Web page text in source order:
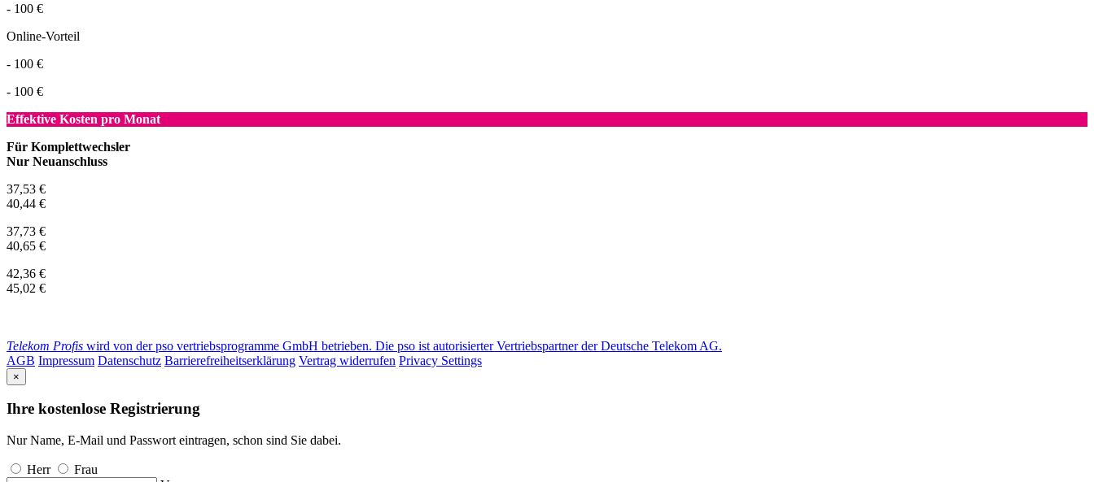
- 100 €
Online-Vorteil
- 100 €
- 100 €
Effektive Kosten pro Monat
Für Komplettwechsler
Nur Neuanschluss
37,53 €
40,44 €
37,73 €
40,65 €
42,36 €
45,02 €
Telekom Profis wird von der pso vertriebsprogramme GmbH betrieben. Die pso ist autorisierter Vertriebspartner der Deutsche Telekom AG.
AGB Impressum Datenschutz Barrierefreiheitserklärung Vertrag widerrufen Privacy Settings
×
Ihre kostenlose Registrierung
Nur Name, E-Mail und Passwort eintragen, schon sind Sie dabei.
Herr
Frau